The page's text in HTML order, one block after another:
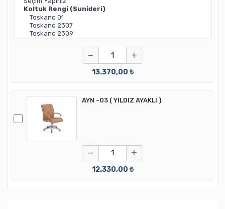
− +
13.370,00 ₺
AYN -03 ( YILDIZ AYAKLI )
− +
12.330,00 ₺